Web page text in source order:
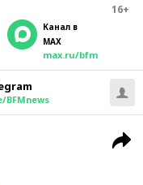
16+
Канал в
MAX
max.ru/bfm
BFMnews